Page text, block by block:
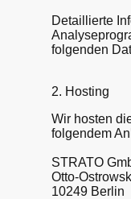
Detaillierte
folgenden
2. Hosting
Wir hosten
folgendem
STRATO
Otto-
10249 Berlin